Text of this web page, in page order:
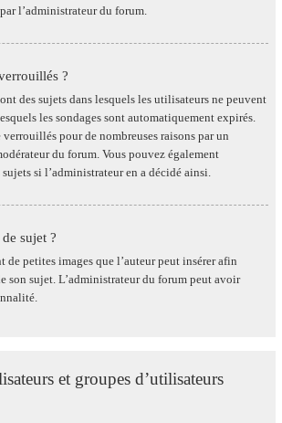
l’administrateur du forum.
?
des sujets dans lesquels les utilisateurs ne peuvent
les sondages sont automatiquement expirés.
pour de nombreuses raisons par un
du forum. Vous pouvez également
si l’administrateur en a décidé ainsi.
sujet ?
de petites images que l’auteur peut insérer afin
son sujet. L’administrateur du forum peut avoir
et groupes d’utilisateurs